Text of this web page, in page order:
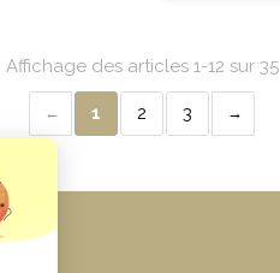
Affichage des articles 1-12 sur 35
1 2 3